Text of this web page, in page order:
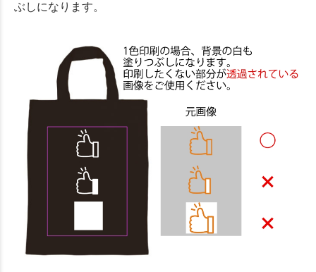
ぶしになります。